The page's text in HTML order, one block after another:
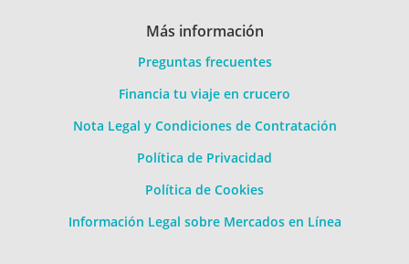
Más información
Preguntas frecuentes
Financia tu viaje en crucero
Nota Legal y Condiciones de Contratación
Política de Privacidad
Política de Cookies
Información Legal sobre Mercados en Línea